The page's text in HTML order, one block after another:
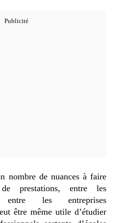
nombre de nuances à faire
prestations, entre les
entre les entreprises
être même utile d’étudier